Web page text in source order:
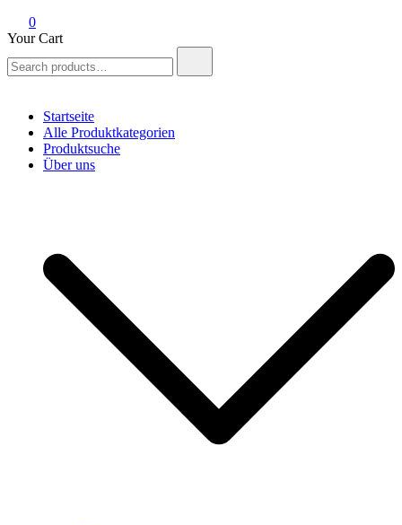
0
Your Cart
for:
Startseite
Alle Produktkategorien
Produktsuche
Über uns